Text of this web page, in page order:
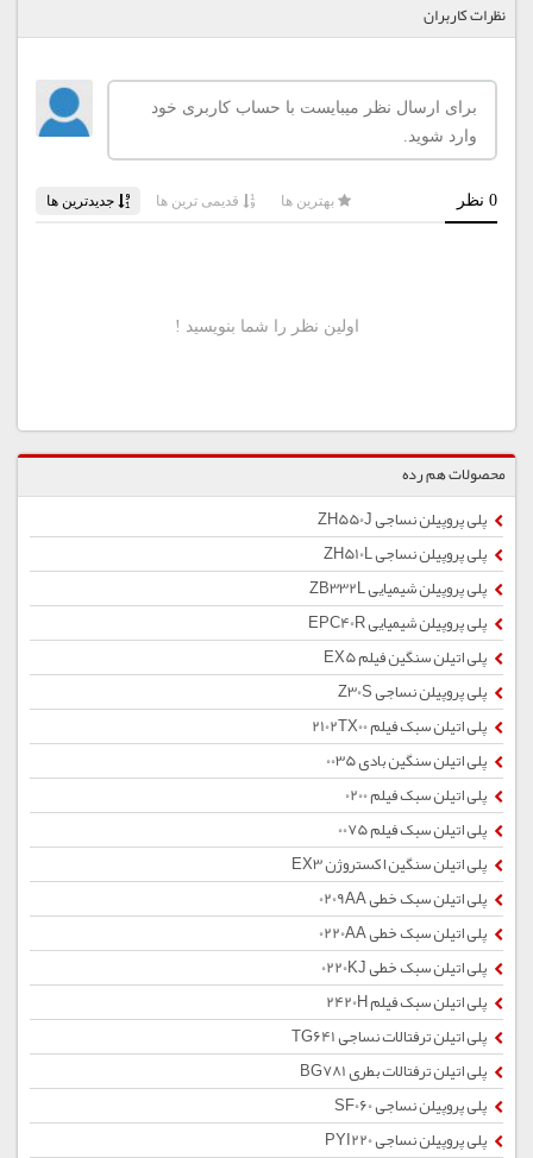
نظرات کاربران
محصولات هم رده
پلی پروپیلن نساجی ZH550J
پلی پروپیلن نساجی ZH510L
پلی پروپیلن شیمیایی ZB332L
پلی پروپیلن شیمیایی EPC40R
پلی اتیلن سنگین فیلم EX5
پلی پروپیلن نساجی Z30S
پلی اتیلن سبک فیلم 2102TX00
پلی اتیلن سنگین بادی 0035
پلی اتیلن سبک فیلم 0200
پلی اتیلن سبک فیلم 0075
پلی اتیلن سنگین اکستروژن EX3
پلی اتیلن سبک خطی 0209AA
پلی اتیلن سبک خطی 0220AA
پلی اتیلن سبک خطی 0220KJ
پلی اتیلن سبک فیلم 2420H
پلی اتیلن ترفتالات نساجی TG641
پلی اتیلن ترفتالات بطری BG781
پلی پروپیلن نساجی SF060
پلی پروپیلن نساجی PYI220